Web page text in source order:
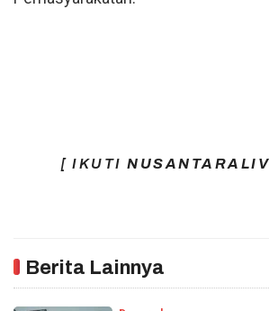
[ IKUTI
Berita Lainnya